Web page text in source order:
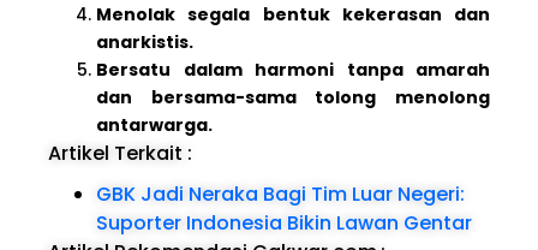
Menolak segala bentuk kekerasan dan
anarkistis.
Bersatu dalam harmoni tanpa amarah
dan bersama-sama tolong menolong
antarwarga.
Artikel Terkait :
GBK Jadi Neraka Bagi Tim Luar Negeri:
Suporter Indonesia Bikin Lawan Gentar